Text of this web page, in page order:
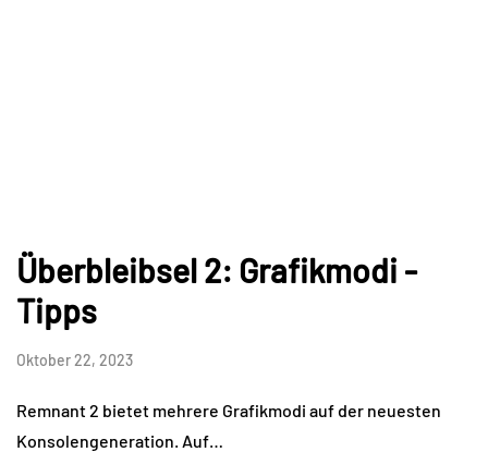
Überbleibsel 2: Grafikmodi -
Tipps
Oktober 22, 2023
Remnant 2 bietet mehrere Grafikmodi auf der neuesten
Konsolengeneration. Auf…